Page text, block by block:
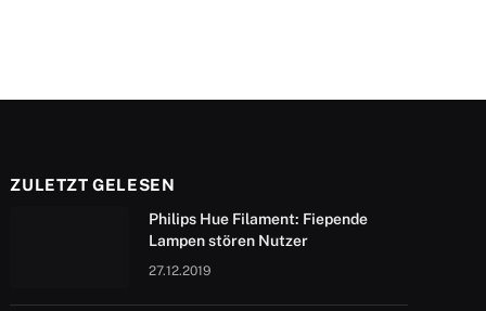
ZULETZT GELESEN
Philips Hue Filament: Fiepende
Lampen stören Nutzer
27.12.2019